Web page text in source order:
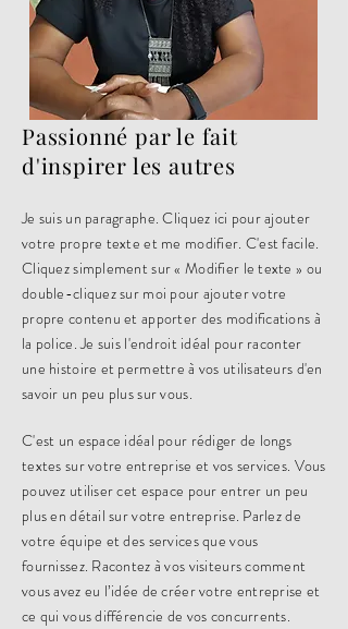
Passionné par le fait
d'inspirer les autres
Je suis un paragraphe. Cliquez ici pour ajouter
votre propre texte et me modifier. C'est facile.
Cliquez simplement sur « Modifier le texte » ou
double-cliquez sur moi pour ajouter votre
propre contenu et apporter des modifications à
la police. Je suis l'endroit idéal pour raconter
une histoire et permettre à vos utilisateurs d'en
savoir un peu plus sur vous.
C'est un espace idéal pour rédiger de longs
textes sur votre entreprise et vos services. Vous
pouvez utiliser cet espace pour entrer un peu
plus en détail sur votre entreprise. Parlez de
votre équipe et des services que vous
fournissez. Racontez à vos visiteurs comment
vous avez eu l’idée de créer votre entreprise et
ce qui vous différencie de vos concurrents.